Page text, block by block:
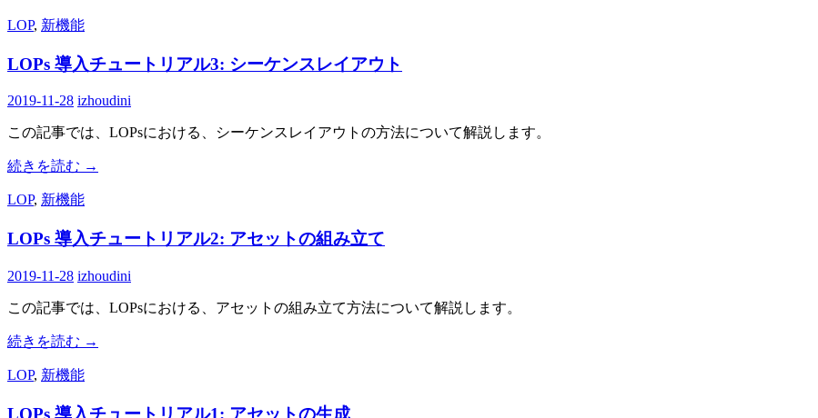
LOP, 新機能
LOPs 導入チュートリアル3: シーケンスレイアウト
2019-11-28 izhoudini
この記事では、LOPsにおける、シーケンスレイアウトの方法について解説します。
続きを読む →
LOP, 新機能
LOPs 導入チュートリアル2: アセットの組み立て
2019-11-28 izhoudini
この記事では、LOPsにおける、アセットの組み立て方法について解説します。
続きを読む →
LOP, 新機能
LOPs 導入チュートリアル1: アセットの生成